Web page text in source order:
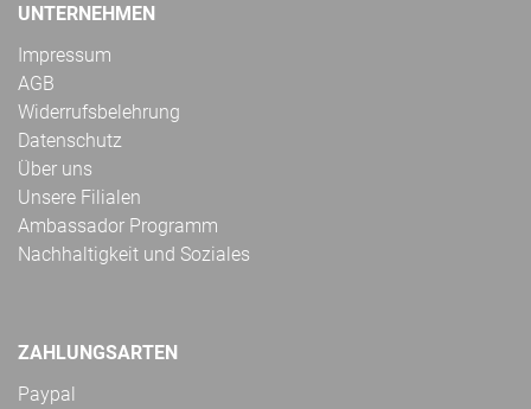
UNTERNEHMEN
Impressum
AGB
Widerrufsbelehrung
Datenschutz
Über uns
Unsere Filialen
Ambassador Programm
Nachhaltigkeit und Soziales
ZAHLUNGSARTEN
Paypal